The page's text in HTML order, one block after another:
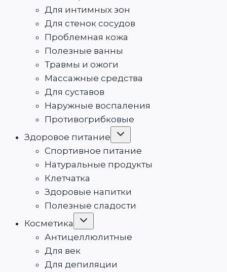
Для интимных зон
Для стенок сосудов
Проблемная кожа
Полезные ванны
Травмы и ожоги
Массажные средства
Для суставов
Наружные воспаления
Противогрибковые
Здоровое питание
Переключить
Спортивное питание
Натуральные продукты
Клетчатка
Здоровые напитки
Полезные сладости
Косметика
Переключить
Антицеллюлитные
Для век
Для депиляции